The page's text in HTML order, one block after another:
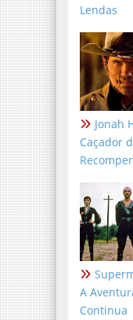
Lendas
Jonah
Caçador
A
Continua